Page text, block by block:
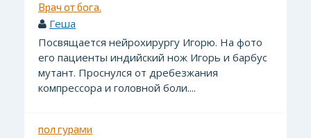
Врач от бога.
Геша
Посвящается нейрохирургу Игорю. На фото
его пациенты индийский нож Игорь и барбус
мутант. Проснулся от дребезжания
компрессора и головной боли....
пол гурами